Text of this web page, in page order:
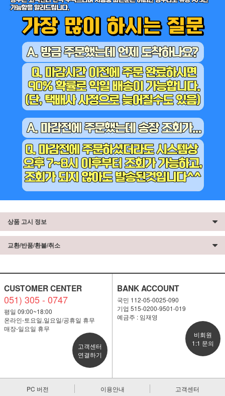
상품 고시 정보
교환/반품/환불/취소
CUSTOMER CENTER
051) 305 - 0747
평일 09:00~18:00
온라인-토요일,일요일/공휴일 휴무
매장-일요일 휴무
고객센터
연결하기
BANK ACCOUNT
국민 112-05-0025-090
기업 515-0200-9501-019
예금주 : 임재영
비회원
1:1 문의
PC 버전 이용안내 고객센터